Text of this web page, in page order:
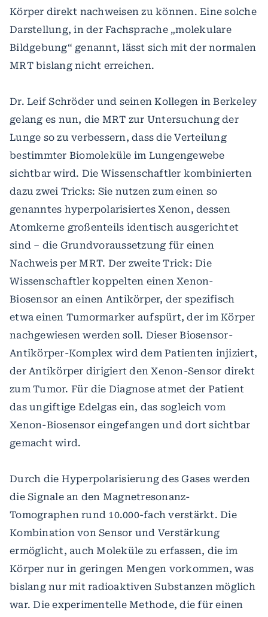
Körper direkt nachweisen zu können. Eine solche
Darstellung, in der Fachsprache „molekulare
Bildgebung“ genannt, lässt sich mit der normalen
MRT bislang nicht erreichen.
Dr. Leif Schröder und seinen Kollegen in Berkeley
gelang es nun, die MRT zur Untersuchung der
Lunge so zu verbessern, dass die Verteilung
bestimmter Biomoleküle im Lungengewebe
sichtbar wird. Die Wissenschaftler kombinierten
dazu zwei Tricks: Sie nutzen zum einen so
genanntes hyperpolarisiertes Xenon, dessen
Atomkerne großenteils identisch ausgerichtet
sind – die Grundvoraussetzung für einen
Nachweis per MRT. Der zweite Trick: Die
Wissenschaftler koppelten einen Xenon-
Biosensor an einen Antikörper, der spezifisch
etwa einen Tumormarker aufspürt, der im Körper
nachgewiesen werden soll. Dieser Biosensor-
Antikörper-Komplex wird dem Patienten injiziert,
der Antikörper dirigiert den Xenon-Sensor direkt
zum Tumor. Für die Diagnose atmet der Patient
das ungiftige Edelgas ein, das sogleich vom
Xenon-Biosensor eingefangen und dort sichtbar
gemacht wird.
Durch die Hyperpolarisierung des Gases werden
die Signale an den Magnetresonanz-
Tomographen rund 10.000-fach verstärkt. Die
Kombination von Sensor und Verstärkung
ermöglicht, auch Moleküle zu erfassen, die im
Körper nur in geringen Mengen vorkommen, was
bislang nur mit radioaktiven Substanzen möglich
war. Die experimentelle Methode, die für einen